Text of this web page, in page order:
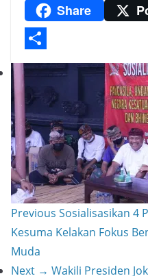
m
p
p
a
t
t
e
e
s
t
a
i
o
p
L
i
n
k
Share
S
a
r
e
Previous Sosialisasikan 4
Kesuma Kelakan Fokus
Muda
Next → Wakili Presiden